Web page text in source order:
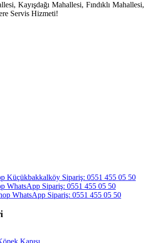
Kayışdağı Mahallesi, Fındıklı Mahallesi,
Servis Hizmeti!
Küçükbakkalköy Sipariş: 0551 455 05 50
WhatsApp Sipariş: 0551 455 05 50
WhatsApp Sipariş: 0551 455 05 50